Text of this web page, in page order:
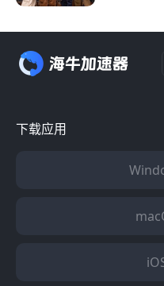
下载应用